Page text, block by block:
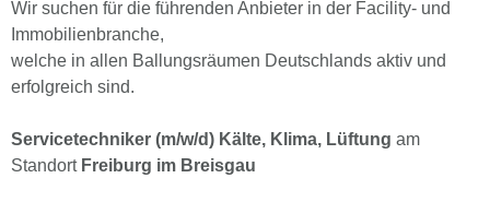
Wir suchen für die führenden Anbieter in der Facility- und
Immobilienbranche,
welche in allen Ballungsräumen Deutschlands aktiv und
erfolgreich sind.
Servicetechniker (m/w/d) Kälte, Klima, Lüftung am
Standort Freiburg im Breisgau